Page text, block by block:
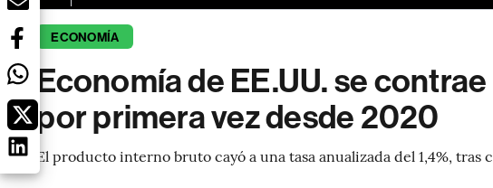
ECONOMÍA
Economía de EE.UU. se
por primera vez desde 2020
El producto interno bruto cayó a una tasa anualizada del 1,4%, tras